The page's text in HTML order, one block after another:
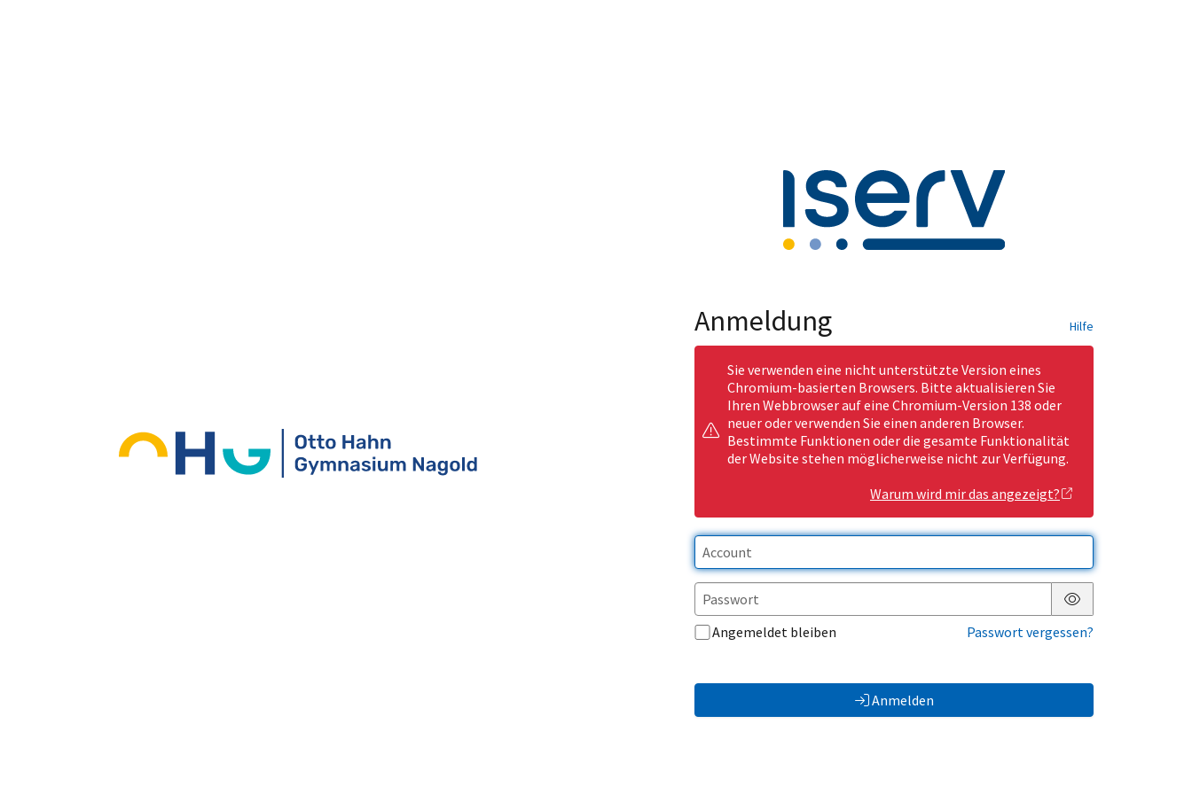
Anmeldung Hilfe
Sie verwenden eine nicht unterstützte Version eines
Chromium-basierten Browsers. Bitte aktualisieren Sie
Ihren Webbrowser auf eine Chromium-Version 138 oder
neuer oder verwenden Sie einen anderen Browser.
Bestimmte Funktionen oder die gesamte Funktionalität
der Website stehen möglicherweise nicht zur Verfügung.
Warum wird mir das angezeigt?
Passwort anzeigen
Angemeldet bleiben
Passwort vergessen?
Anmelden